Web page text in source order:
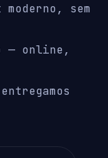
sem
— online,